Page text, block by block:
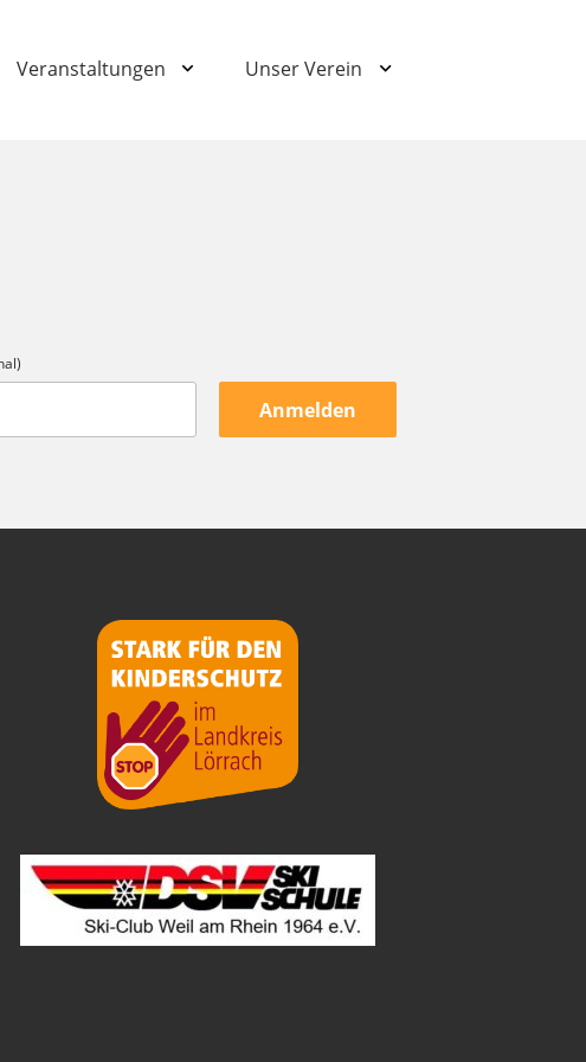
Veranstaltungen Unser Verein